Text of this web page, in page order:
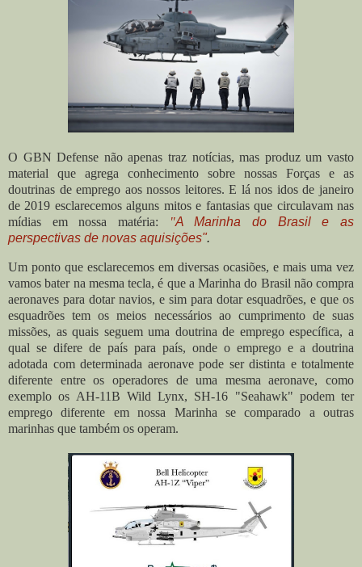
O GBN Defense não apenas traz notícias, mas produz um vasto
material que agrega conhecimento sobre nossas Forças e as
doutrinas de emprego aos nossos leitores. E lá nos idos de janeiro
de 2019 esclarecemos alguns mitos e fantasias que circulavam nas
mídias em nossa matéria:
"A Marinha do Brasil e as
perspectivas de novas aquisições".
Um ponto que esclarecemos em diversas ocasiões, e mais uma vez
vamos bater na mesma tecla, é que a Marinha do Brasil não compra
aeronaves para dotar navios, e sim para dotar esquadrões, e que os
esquadrões tem os meios necessários ao cumprimento de suas
missões, as quais seguem uma doutrina de emprego específica, a
qual se difere de país para país, onde o emprego e a doutrina
adotada com determinada aeronave pode ser distinta e totalmente
diferente entre os operadores de uma mesma aeronave, como
exemplo os AH-11B Wild Lynx, SH-16 "Seahawk" podem ter
emprego diferente em nossa Marinha se comparado a outras
marinhas que também os operam.